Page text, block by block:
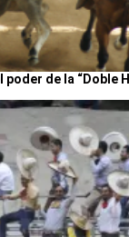
poder de la “Doble